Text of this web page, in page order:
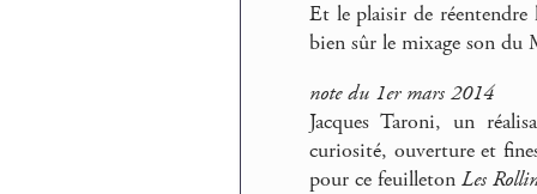
Et le plaisir de réentendre
bien sûr le mixage son du
note du 1er mars 2014
Jacques Taroni, un
curiosité, ouverture et
pour ce feuilleton Les